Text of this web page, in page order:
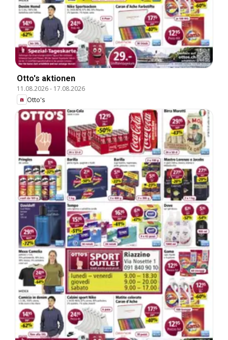
Otto's aktionen
11.08.2026- 17.08.2026
Otto's